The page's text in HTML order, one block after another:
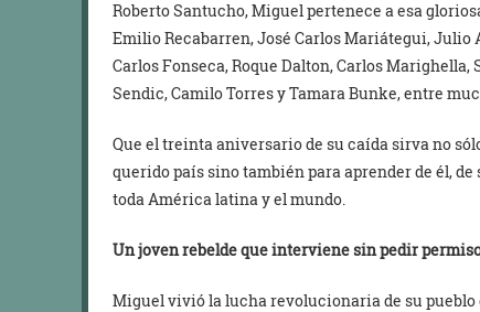
Roberto Santucho, Miguel pertenece a esa
Emilio Recabarren, José Carlos Mariátegui,
Carlos Fonseca, Roque Dalton, Carlos
Sendic, Camilo Torres y Tamara Bunke, entre
Que el treinta aniversario de su caída sirva no
querido país sino también para aprender de él,
toda América latina y el mundo.
Un joven rebelde que interviene sin pedir
Miguel vivió la lucha revolucionaria de su pueblo